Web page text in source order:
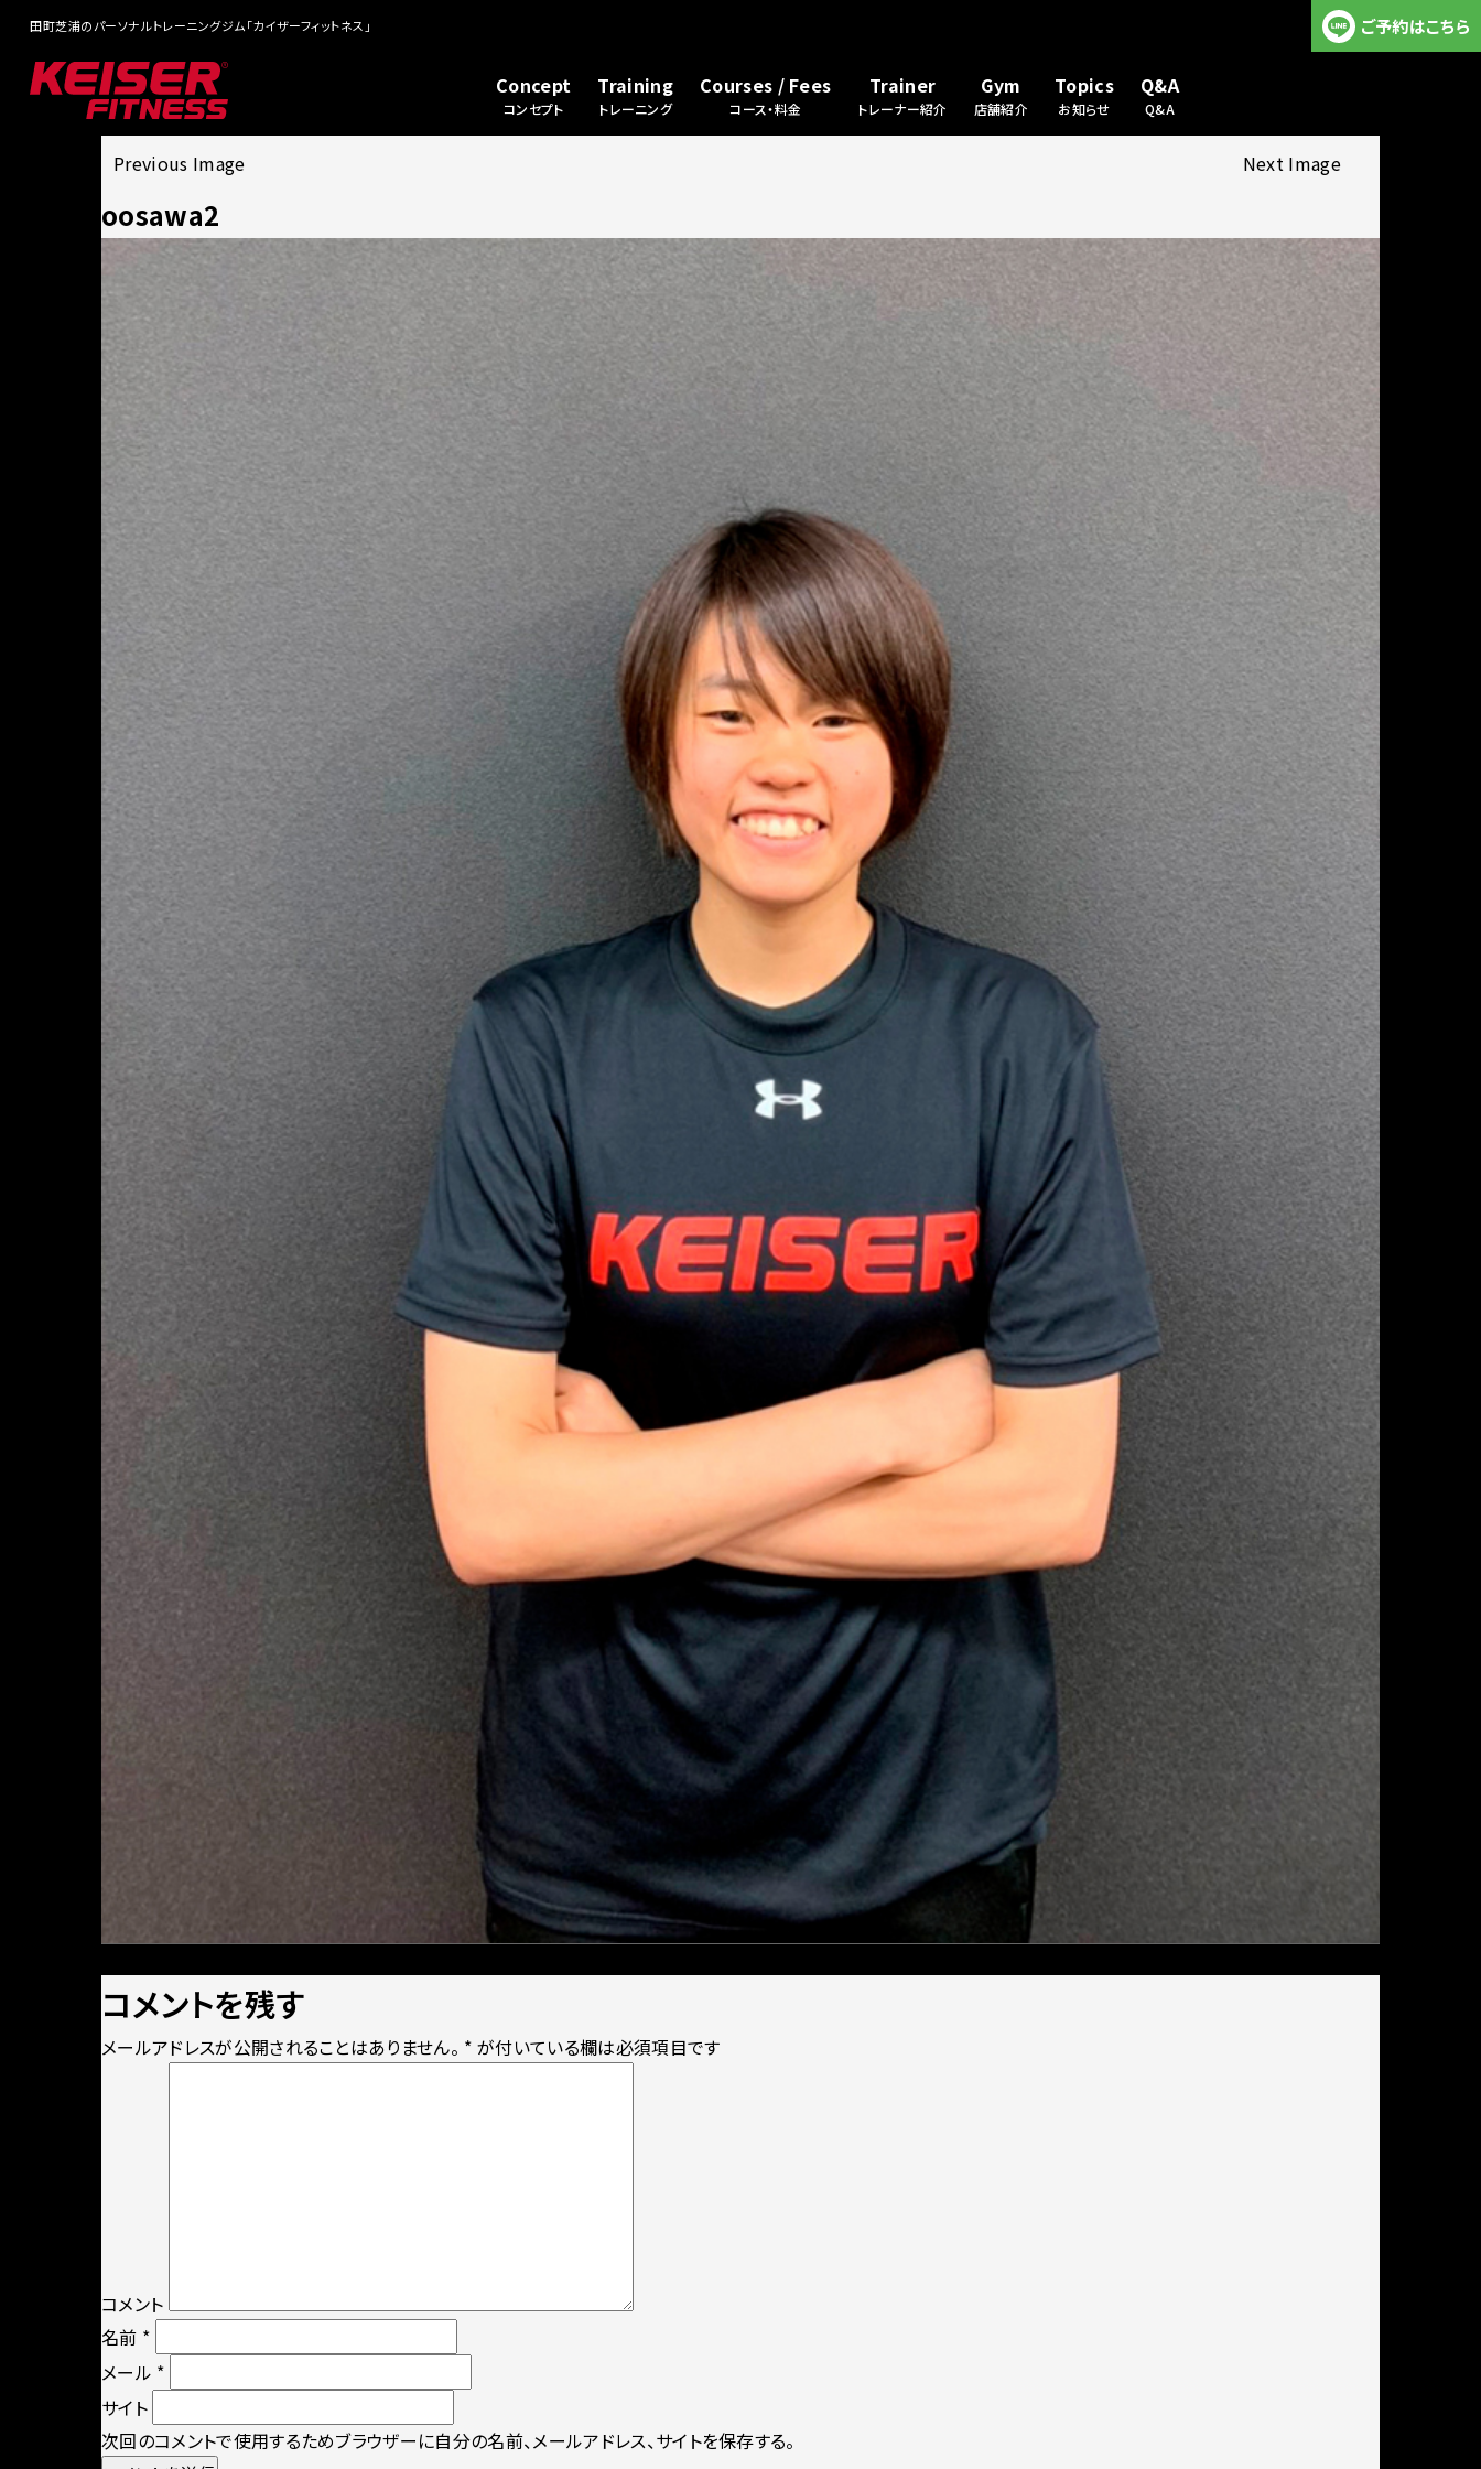
田町芝浦のパーソナルトレーニングジム「カイザーフィットネス」
Concept
コンセプト
Training
トレーニング
Courses / Fees
コース・料金
Trainer
トレーナー紹介
Gym
店舗紹介
Topics
お知らせ
Q&A
Q&A
ご予約はこちら
Previous Image Next Image
oosawa2
on
size
コメントを残す
メールアドレスが公開されることはありません。 * が付いている欄は必須項目です
コメント
名前 *
メール *
サイト
次回のコメントで使用するためブラウザーに自分の名前、メールアドレス、サイトを保存する。